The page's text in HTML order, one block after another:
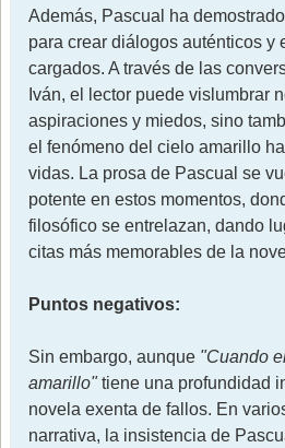
Además, Pascual ha
para crear diálogos auténticos y
cargados. A través de las
Iván, el lector puede vislumbrar
aspiraciones y miedos, sino
el fenómeno del cielo amarillo
vidas. La prosa de Pascual se
potente en estos momentos,
filosófico se entrelazan, dando
citas más memorables de la
Puntos negativos:
Sin embargo, aunque "Cuando
amarillo"tiene una profundidad
novela exenta de fallos. En
narrativa, la insistencia de